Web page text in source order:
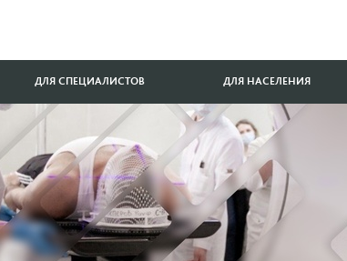
ДЛЯ СПЕЦИАЛИСТОВ ДЛЯ НАСЕЛЕНИЯ